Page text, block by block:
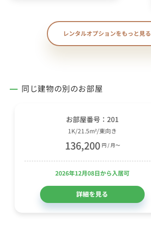
レンタルオプションをもっと見る
同じ建物の別のお部屋
お部屋番号：201
1K/21.5m²/東向き
136,200 円 / 月〜
2026年12月08日から入居可
詳細を見る